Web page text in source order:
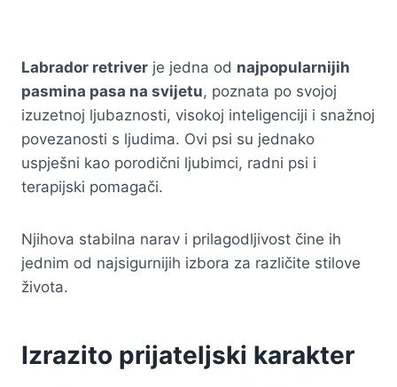
Labrador retriver je jedna od najpopularnijih
pasmina pasa na svijetu, poznata po svojoj
izuzetnoj ljubaznosti, visokoj inteligenciji i snažnoj
povezanosti s ljudima. Ovi psi su jednako
uspješni kao porodični ljubimci, radni psi i
terapijski pomagači.
Njihova stabilna narav i prilagodljivost čine ih
jednim od najsigurnijih izbora za različite stilove
života.
Izrazito prijateljski karakter